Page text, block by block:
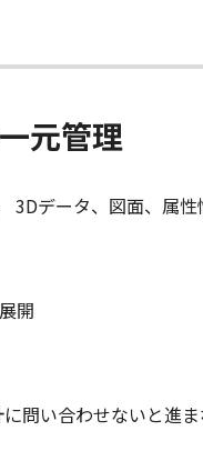
元管理
データ、図面、属
開
問い合わせないと進